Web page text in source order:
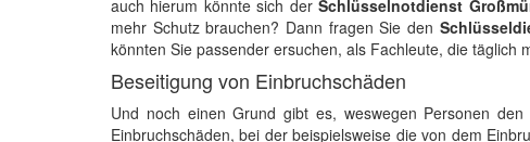
auch hierum könnte sich derSchlüsselnotdienst
mehr Schutz brauchen? Dann fragen Sie den
könnten Sie passender ersuchen, als Fachleute, die täglich
Beseitigung von Einbruchschäden
Und noch einen Grund gibt es, weswegen Personen
Einbruchschäden, bei der beispielsweise die von dem